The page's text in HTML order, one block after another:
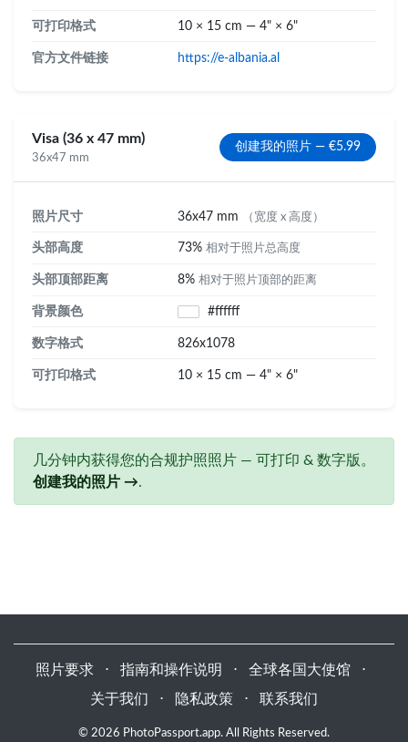
可打印格式 10 × 15 cm — 4" × 6"
官方文件链接 https://e-albania.al
Visa (36 x 47 mm)
36x47 mm
创建我的照片 — €5.99
照片尺寸 36x47 mm （宽度 x 高度）
头部高度 73% 相对于照片总高度
头部顶部距离 8% 相对于照片顶部的距离
背景颜色 #ffffff
数字格式 826x1078
可打印格式 10 × 15 cm — 4" × 6"
几分钟内获得您的合规护照照片 — 可打印 & 数字版。
创建我的照片 →.
照片要求 ⋅ 指南和操作说明 ⋅ 全球各国大使馆
⋅
关于我们
⋅ 隐私政策 ⋅ 联系我们
© 2026 PhotoPassport.app. All Rights Reserved.